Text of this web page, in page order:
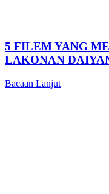
5 FILEM YANG
LAKONAN
Bacaan Lanjut